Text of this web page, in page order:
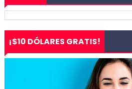
¡$10 DÓLARES GRATIS!